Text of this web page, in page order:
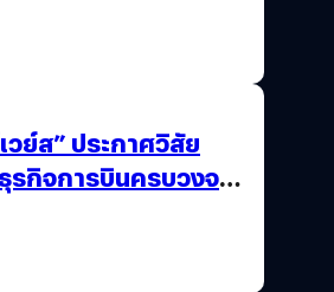
าท
ย์ส” ประกาศวิสัย
รกิจการบินครบวงจร